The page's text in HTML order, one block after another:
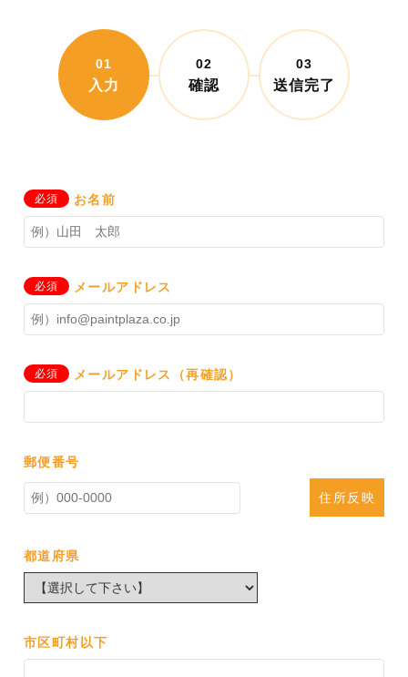
01
入力
02
確認
03
送信完了
必須 お名前
必須 メールアドレス
必須 メールアドレス（再確認）
郵便番号
住所反映
都道府県
市区町村以下